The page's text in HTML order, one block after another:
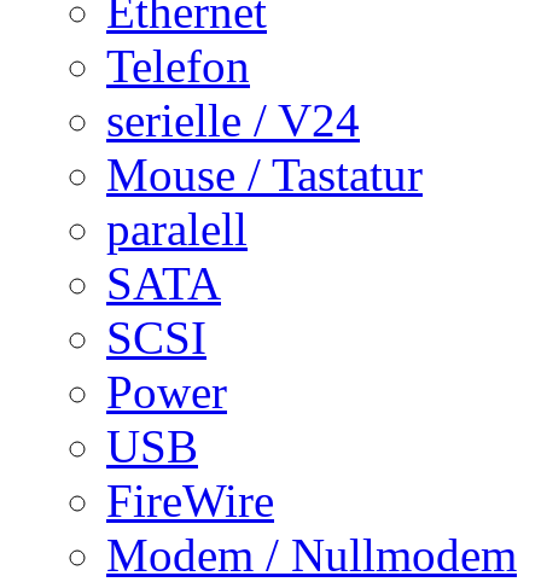
Ethernet
Telefon
serielle / V24
Mouse / Tastatur
paralell
SATA
SCSI
Power
USB
FireWire
Modem / Nullmodem